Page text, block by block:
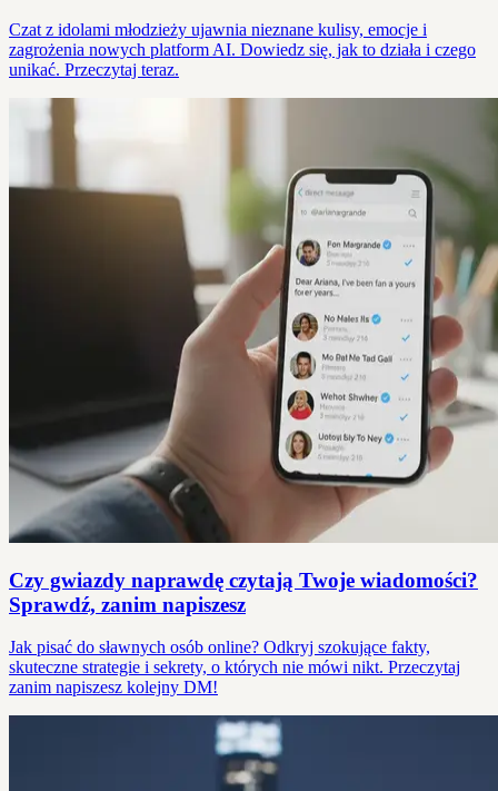
Czat z idolami młodzieży ujawnia nieznane kulisy, emocje i
zagrożenia nowych platform AI. Dowiedz się, jak to działa i czego
unikać. Przeczytaj teraz.
Czy gwiazdy naprawdę czytają Twoje wiadomości?
Sprawdź, zanim napiszesz
Jak pisać do sławnych osób online? Odkryj szokujące fakty,
skuteczne strategie i sekrety, o których nie mówi nikt. Przeczytaj
zanim napiszesz kolejny DM!